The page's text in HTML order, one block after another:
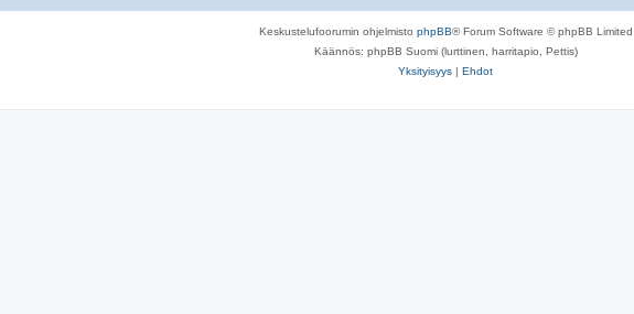
Keskustelufoorumin ohjelmisto phpBB® Forum Software © phpBB Limited
Käännös: phpBB Suomi (lurttinen, harritapio, Pettis)
Yksityisyys | Ehdot